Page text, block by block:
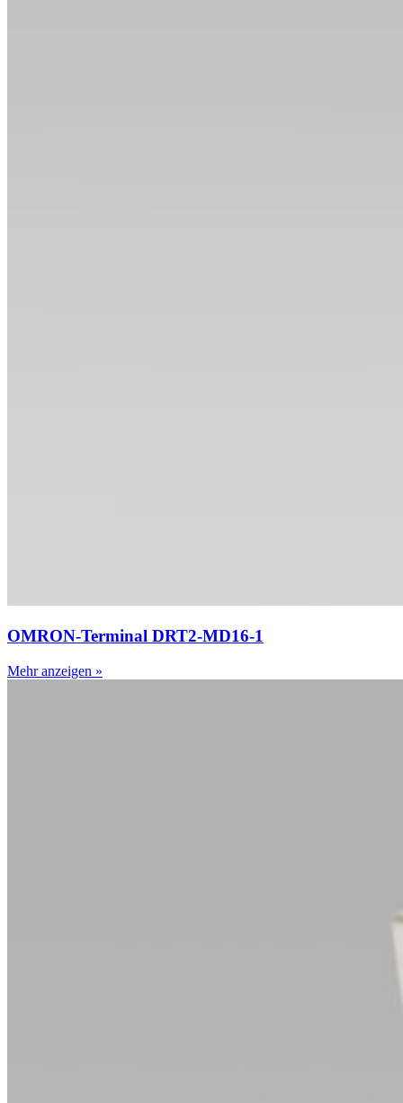
OMRON-Terminal DRT2-MD16-1
Mehr anzeigen »